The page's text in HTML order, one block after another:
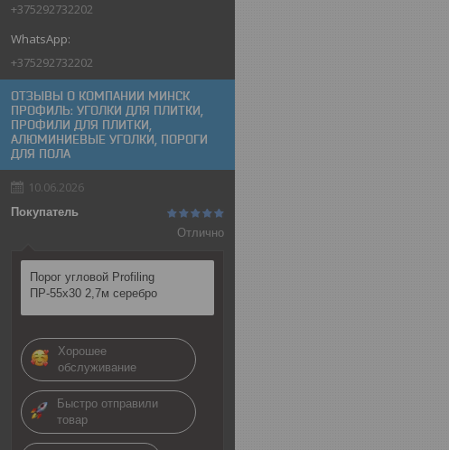
+375292732202
+375292732202
ОТЗЫВЫ О КОМПАНИИ МИНСК
ПРОФИЛЬ: УГОЛКИ ДЛЯ ПЛИТКИ,
ПРОФИЛИ ДЛЯ ПЛИТКИ,
АЛЮМИНИЕВЫЕ УГОЛКИ, ПОРОГИ
ДЛЯ ПОЛА
10.06.2026
Покупатель
Отлично
Порог угловой Profiling
ПР-55х30 2,7м серебро
Хорошее
обслуживание
Быстро отправили
товар